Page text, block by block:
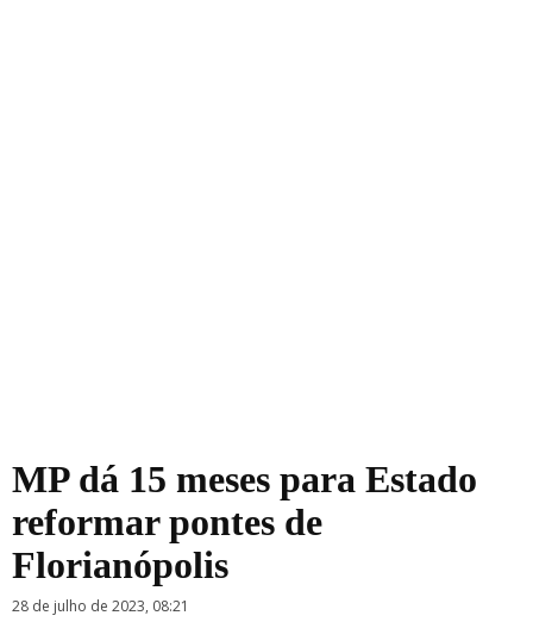
MP dá 15 meses para Estado
reformar pontes de
Florianópolis
28 de julho de 2023, 08:21